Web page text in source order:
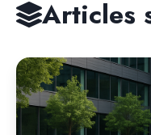
Articles